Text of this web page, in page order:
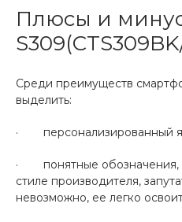
Плюсы и
Среди преимуществ
выделить:
· персонализированный
· понятные обозначения,
стиле производителя,
невозможно, ее легко